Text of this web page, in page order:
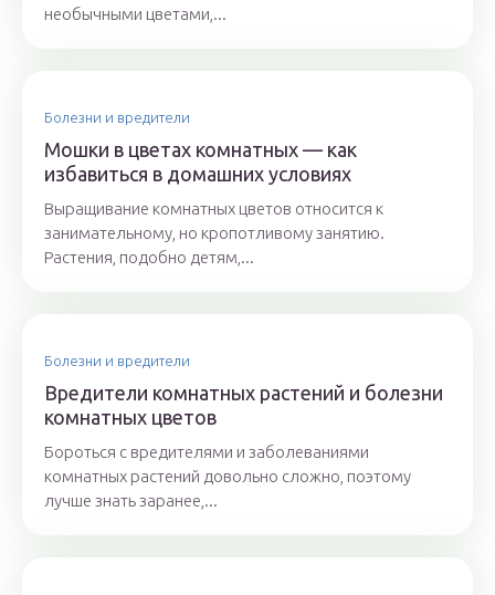
необычными цветами,...
Болезни и вредители
Мошки в цветах комнатных — как
избавиться в домашних условиях
Выращивание комнатных цветов относится к
занимательному, но кропотливому занятию.
Растения, подобно детям,...
Болезни и вредители
Вредители комнатных растений и болезни
комнатных цветов
Бороться с вредителями и заболеваниями
комнатных растений довольно сложно, поэтому
лучше знать заранее,...